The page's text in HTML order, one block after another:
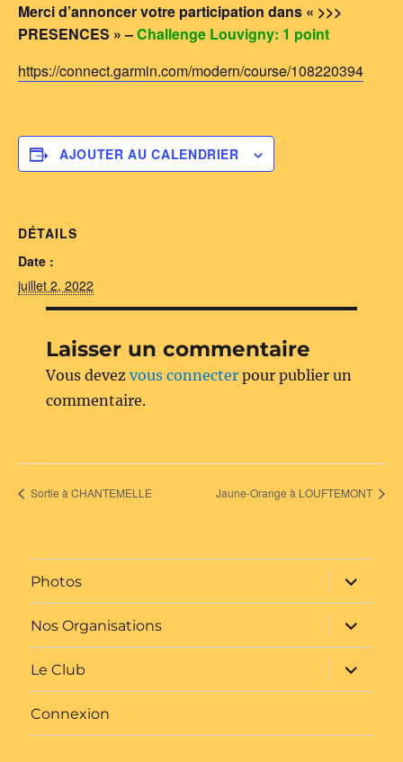
Merci d’annoncer votre participation dans « >>>
PRESENCES » –Challenge Louvigny: 1 point
https://connect.garmin.com/modern/course/108220394
AJOUTER AU CALENDRIER
DÉTAILS
Date :
juillet 2, 2022
Laisser un commentaire
Vous devezvous connecter pour publier un
commentaire.
Sortie à CHANTEMELLE Jaune-Orange à LOUFTEMONT
Photos
ouvrir
le
sous-
menu
Nos Organisations
ouvrir
le
sous-
menu
Le Club
ouvrir
le
sous-
Connexion